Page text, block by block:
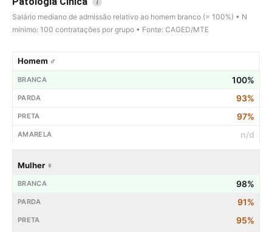
i
Salário mediano de admissão relativo ao homem branco (= 100%) • N
mínimo: 100 contratações por grupo • Fonte: CAGED/MTE
Homem ♂
100%
93%
97%
n/d
Mulher ♀
98%
91%
95%